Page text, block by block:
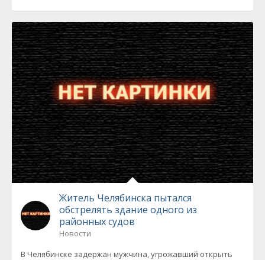
Житель Челябинска пытался
обстрелять здание одного из
районных судов
Новости
В Челябинске задержан мужчина, угрожавший открыть